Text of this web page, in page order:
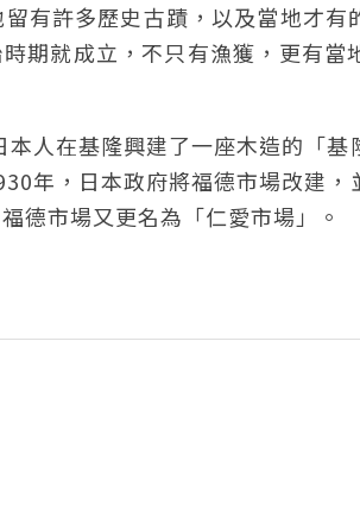
有許多歷史古蹟，以及當地才有
期就成立，不只有漁獲，更有當
人在基隆興建了一座木造的「基
年，日本政府將福德市場改建
德市場又更名為「仁愛市場」。